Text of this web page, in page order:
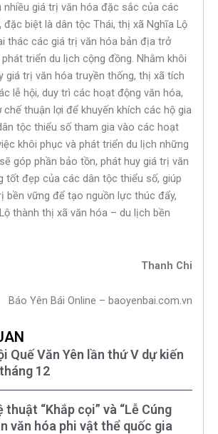
nhiều giá trị văn hóa đặc sắc của các
đặc biệt là dân tộc Thái, thị xã Nghĩa Lộ
thác các giá trị văn hóa bản địa trở
triển du lịch cộng đồng. Nhằm khôi
giá trị văn hóa truyền thống, thị xã tích
lễ hội, duy trì các hoạt động văn hóa,
chế thuận lợi để khuyến khích các hộ gia
tộc thiểu số tham gia vào các hoạt
khôi phục và phát triển du lịch những
góp phần bảo tồn, phát huy giá trị văn
tốt đẹp của các dân tộc thiểu số, giúp
bền vững để tạo nguồn lực thúc đẩy,
thành thị xã văn hóa – du lịch bền
Thanh Chi
Báo Yên Bái Online – baoyenbai.com.vn
Quế Văn Yên lần thứ V dự kiến
12
thuật “Khắp cọi” và “Lễ Cúng
văn hóa phi vật thể quốc gia